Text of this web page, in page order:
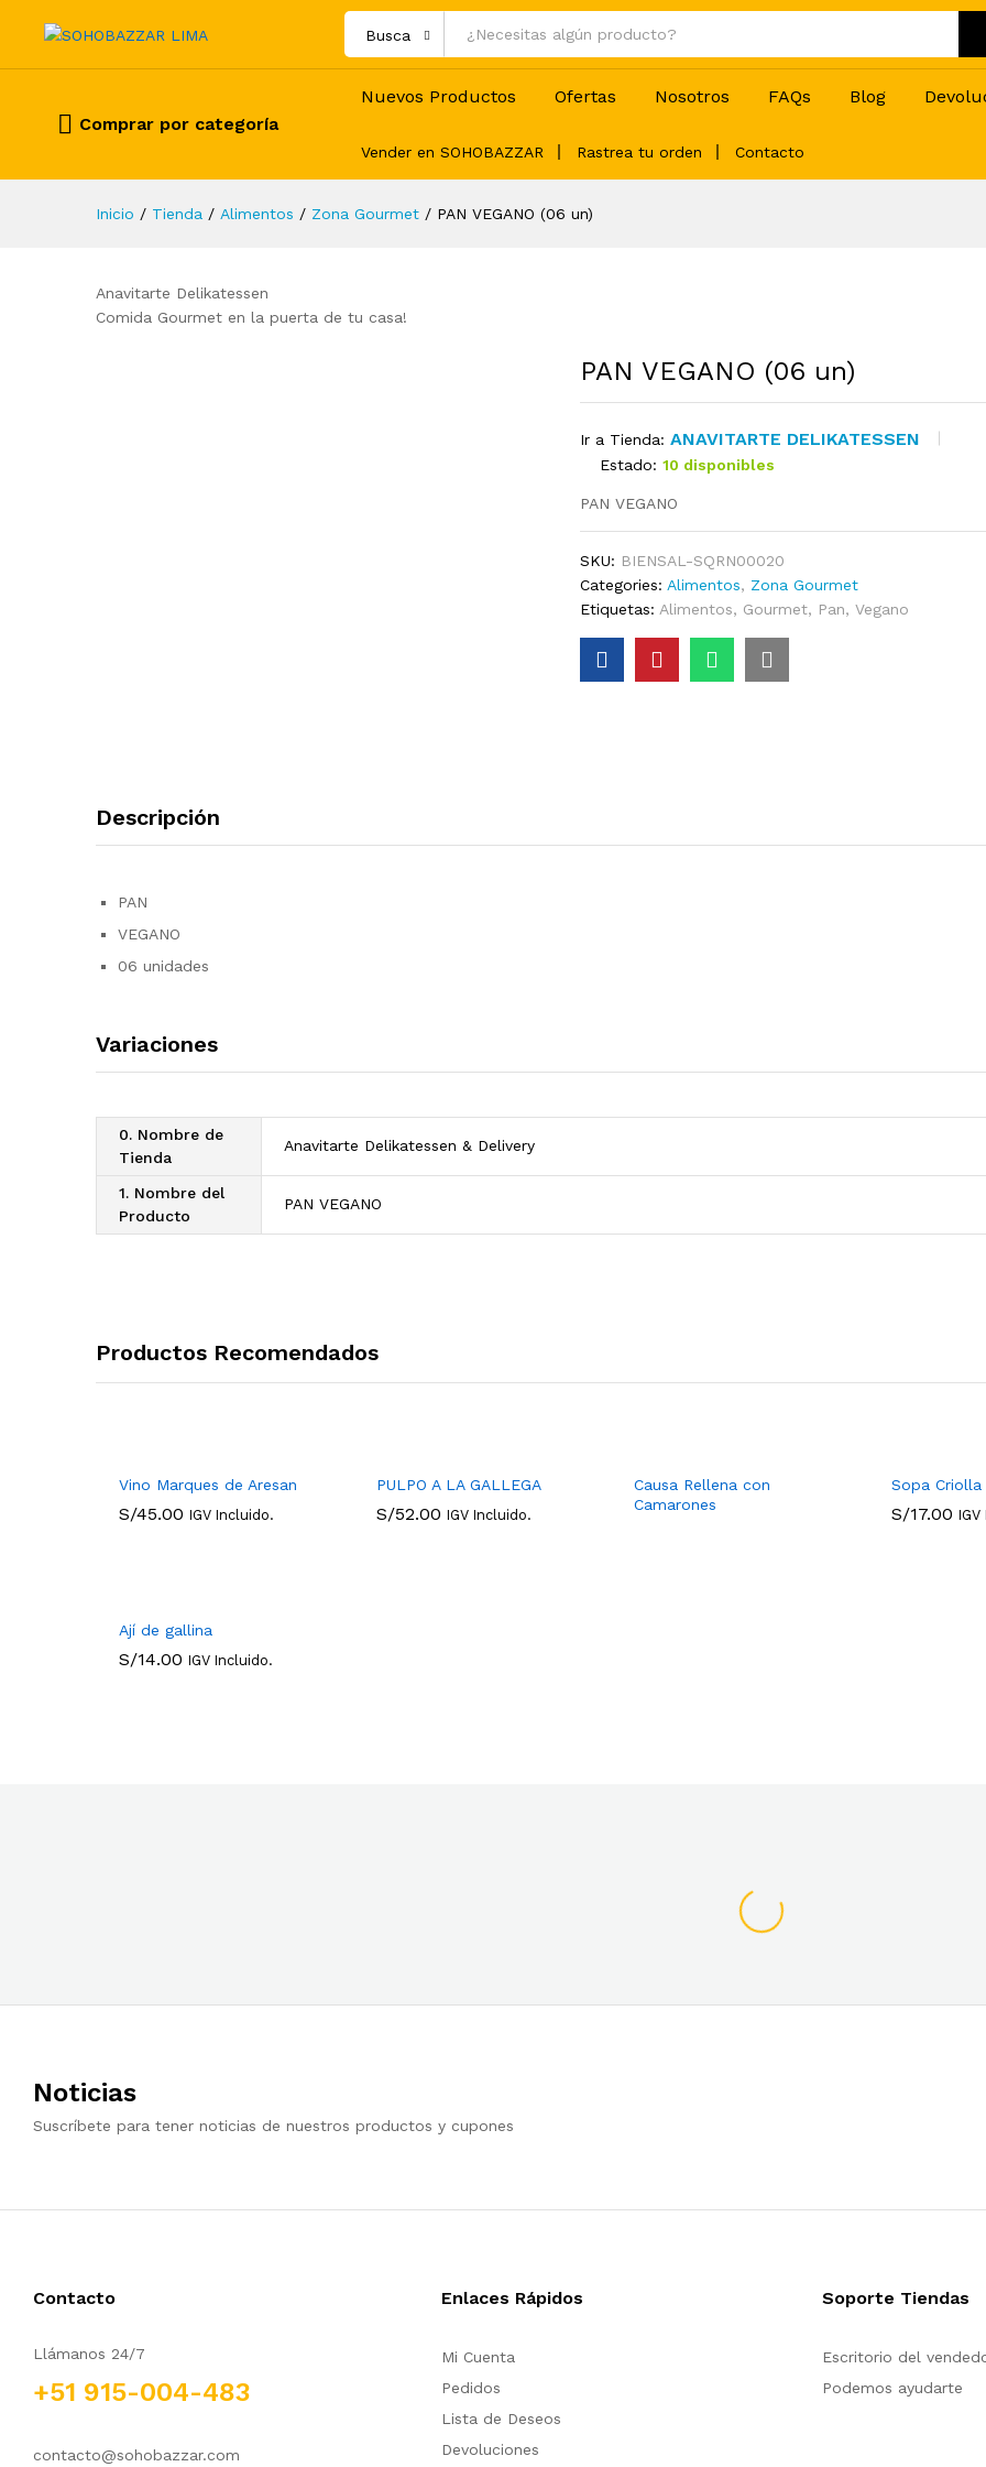
Busca
Comprar por categoría
Nuevos Productos Ofertas Nosotros FAQs Blog
Vender en SOHOBAZZAR Rastrea tu orden Contacto
Inicio / Tienda / Alimentos / Zona Gourmet / PAN VEGANO (06 un)
Anavitarte Delikatessen
Comida Gourmet en la puerta de tu casa!
PAN VEGANO (06 un)
Ir a Tienda: ANAVITARTE DELIKATESSEN
Estado: 10 disponibles
PAN VEGANO
SKU: BIENSAL-SQRN00020
Categories: Alimentos, Zona Gourmet
Etiquetas: Alimentos, Gourmet, Pan, Vegano
Descripción
PAN
VEGANO
06 unidades
Variaciones
0. Nombre de
Tienda
Anavitarte Delikatessen & Delivery
1. Nombre del
Producto
PAN VEGANO
Productos Recomendados
Vino Marques de Aresan
S/45.00 IGV Incluido.
PULPO A LA GALLEGA
S/52.00 IGV Incluido.
Causa Rellena con
Camarones
Sopa Criolla
S/17.00
Ají de gallina
S/14.00 IGV Incluido.
Noticias
Suscríbete para tener noticias de nuestros productos y cupones
Contacto
Llámanos 24/7
+51 915-004-483
contacto@sohobazzar.com
Enlaces Rápidos
Mi Cuenta
Pedidos
Lista de Deseos
Devoluciones
Soporte Tiendas
Escritorio del
Podemos ayudarte
PAN VEGANO (06 un)
Descripción Variaciones
S/